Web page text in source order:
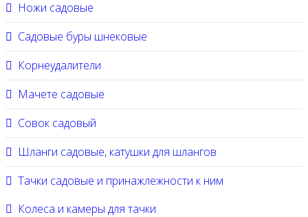
Ножи садовые
Садовые буры шнековые
Корнеудалители
Мачете садовые
Совок садовый
Шланги садовые, катушки для шлангов
Тачки садовые и принажлежности к ним
Колеса и камеры для тачки